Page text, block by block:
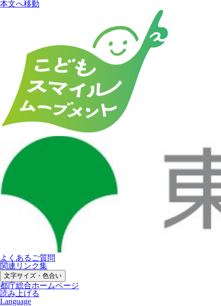
本文へ移動
よくあるご質問
関連リンク集
文字サイズ・色合い
都庁総合ホームページ
読み上げる
Language